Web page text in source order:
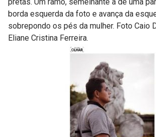
pretas. Um ramo, semelhante à de uma
borda esquerda da foto e avança da
sobrepondo os pés da mulher. Foto Caio
Eliane Cristina Ferreira.